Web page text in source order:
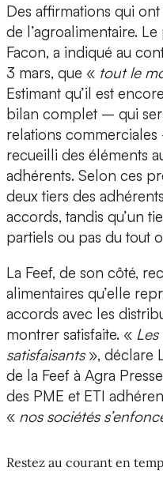
Des affirmations qui
de l’agroalimentaire.
Facon, a indiqué au
3 mars, que « tout le
Estimant qu’il est
bilan complet – qui
relations
recueilli des éléments
adhérents. Selon ces
deux tiers des
accords, tandis qu’un
partiels ou pas du tout
La Feef, de son côté,
alimentaires qu’elle
accords avec les
montrer satisfaite. «
satisfaisants», déclare
de la Feef à Agra
des PME et ETI
« nos sociétés
Restez au courant en